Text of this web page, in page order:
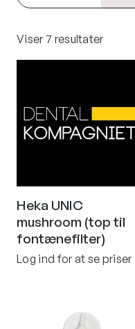
Viser 7 resultater
Heka UNIC
mushroom (top til
fontænefilter)
Log ind for at se priser